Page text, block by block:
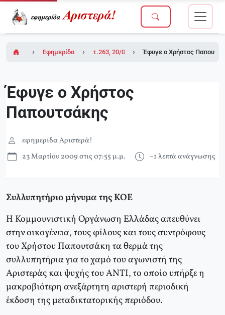
Εφημερίδα Αριστερά!τ.263, 20/03/2009 (σε ένθετο οι σελίδες
Έφυγε ο Χρήστος
Έφυγε ο Χρήστος
Παπουτσάκης
εφημερίδα Αριστερά!
23 Μαρτίου 2009 στις 07:55 μ.μ.
~1 λεπτά ανάγνωσης
Συλλυπητήριο μήνυμα της ΚΟΕ
Η Κομμουνιστική Οργάνωση Ελλάδας απευθύνει
στην οικογένεια, τους φίλους και τους συντρόφους
του Χρήστου Παπουτσάκη τα θερμά της
συλλυπητήρια για το χαμό του αγωνιστή της
Αριστεράς και ψυχής του ΑΝΤΙ, το οποίο υπήρξε η
μακροβιότερη ανεξάρτητη αριστερή περιοδική
έκδοση της μεταδικτατορικής περιόδου.